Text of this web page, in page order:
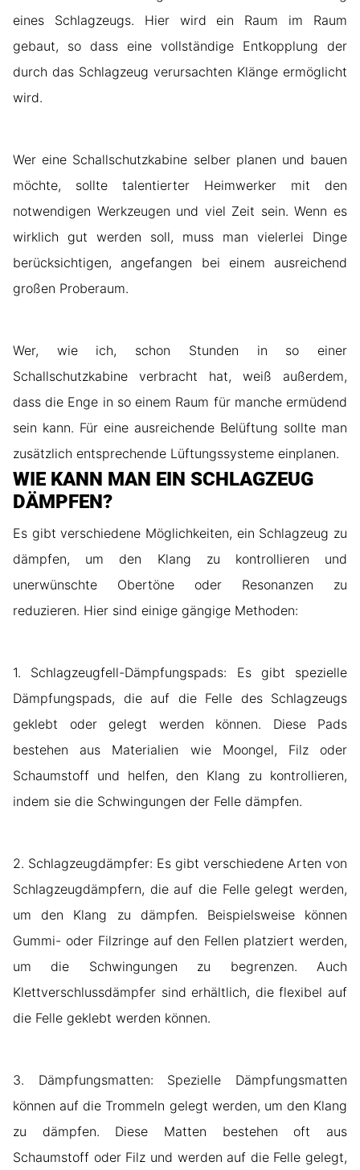
eines Schlagzeugs. Hier wird ein Raum im Raum
gebaut, so dass eine vollständige Entkopplung der
durch das Schlagzeug verursachten Klänge ermöglicht
wird.
Wer eine Schallschutzkabine selber planen und bauen
möchte, sollte talentierter Heimwerker mit den
notwendigen Werkzeugen und viel Zeit sein. Wenn es
wirklich gut werden soll, muss man vielerlei Dinge
berücksichtigen, angefangen bei einem ausreichend
großen Proberaum.
Wer, wie ich, schon Stunden in so einer
Schallschutzkabine verbracht hat, weiß außerdem,
dass die Enge in so einem Raum für manche ermüdend
sein kann. Für eine ausreichende Belüftung sollte man
zusätzlich entsprechende Lüftungssysteme einplanen.
WIE KANN MAN EIN SCHLAGZEUG
DÄMPFEN?
Es gibt verschiedene Möglichkeiten, ein Schlagzeug zu
dämpfen, um den Klang zu kontrollieren und
unerwünschte Obertöne oder Resonanzen zu
reduzieren. Hier sind einige gängige Methoden:
1. Schlagzeugfell-Dämpfungspads: Es gibt spezielle
Dämpfungspads, die auf die Felle des Schlagzeugs
geklebt oder gelegt werden können. Diese Pads
bestehen aus Materialien wie Moongel, Filz oder
Schaumstoff und helfen, den Klang zu kontrollieren,
indem sie die Schwingungen der Felle dämpfen.
2. Schlagzeugdämpfer: Es gibt verschiedene Arten von
Schlagzeugdämpfern, die auf die Felle gelegt werden,
um den Klang zu dämpfen. Beispielsweise können
Gummi- oder Filzringe auf den Fellen platziert werden,
um die Schwingungen zu begrenzen. Auch
Klettverschlussdämpfer sind erhältlich, die flexibel auf
die Felle geklebt werden können.
3. Dämpfungsmatten: Spezielle Dämpfungsmatten
können auf die Trommeln gelegt werden, um den Klang
zu dämpfen. Diese Matten bestehen oft aus
Schaumstoff oder Filz und werden auf die Felle gelegt,